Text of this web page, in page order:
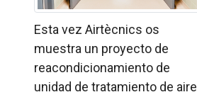
Esta vez Airtècnics os
muestra un proyecto de
reacondicionamiento de
unidad de tratamiento de aire